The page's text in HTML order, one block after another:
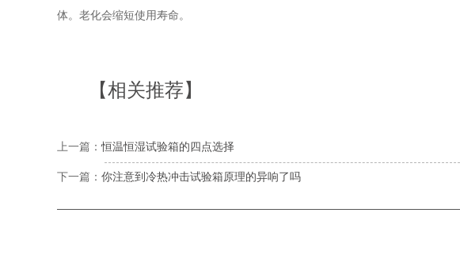
体。老化会缩短使用寿命。
【相关推荐】
上一篇：恒温恒湿试验箱的四点选择
下一篇： 你注意到冷热冲击试验箱原理的异响了吗